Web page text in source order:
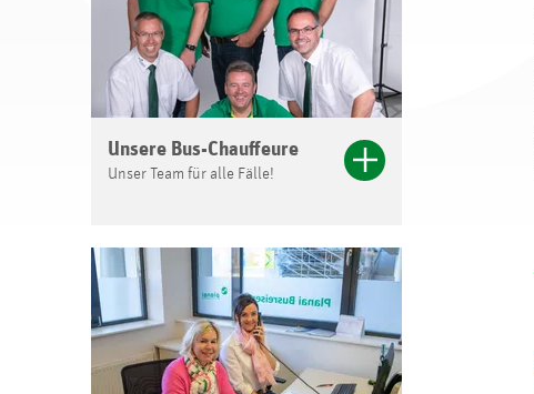
Unsere Bus-Chauffeure
Unser Team für alle Fälle!